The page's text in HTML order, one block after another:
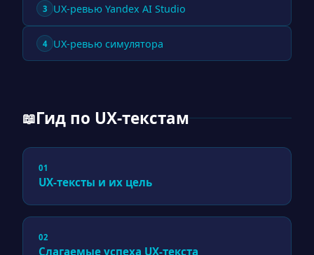
3 UX-ревью Yandex AI Studio
4 UX-ревью симулятора
📖Гид по UX-текстам
01
UX-тексты и их цель
02
Слагаемые успеха UX-текста